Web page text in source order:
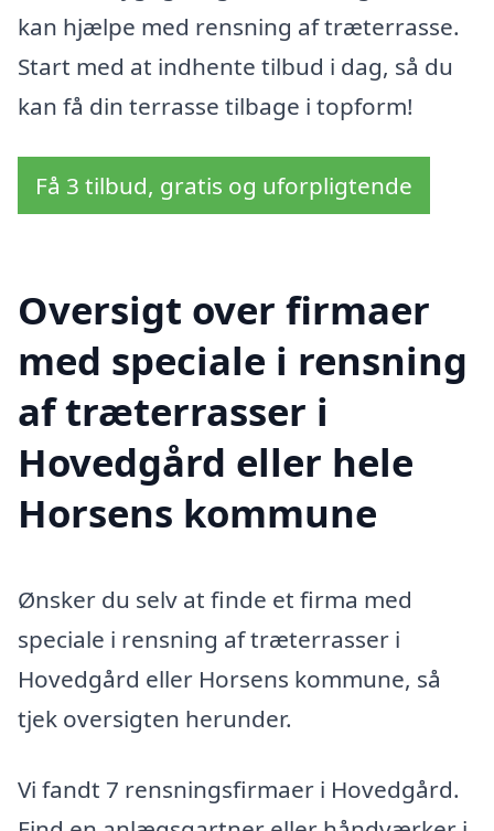
kan hjælpe med rensning af træterrasse.
Start med at indhente tilbud i dag, så du
kan få din terrasse tilbage i topform!
Få 3 tilbud, gratis og uforpligtende
Oversigt over firmaer
med speciale i rensning
af træterrasser i
Hovedgård eller hele
Horsens kommune
Ønsker du selv at finde et firma med
speciale i rensning af træterrasser i
Hovedgård eller Horsens kommune, så
tjek oversigten herunder.
Vi fandt 7 rensningsfirmaer i Hovedgård.